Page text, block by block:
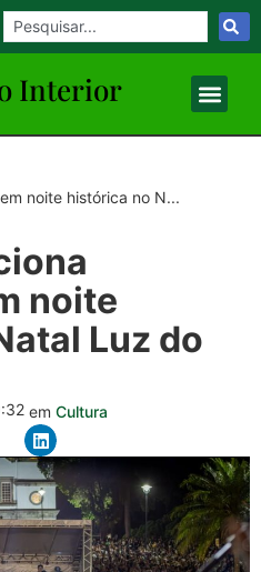
Interior
noite histórica no N...
noite
Luz do
em Cultura